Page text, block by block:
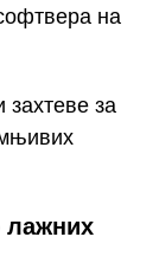
на
захтеве за
лажних